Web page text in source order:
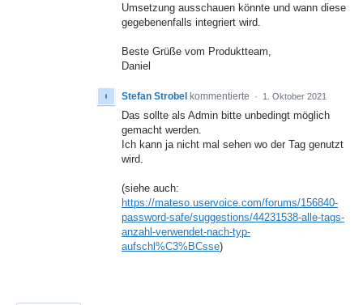
Umsetzung ausschauen könnte und wann diese
gegebenenfalls integriert wird.
Beste Grüße vom Produktteam,
Daniel
Stefan Strobel kommentierte · 1. Oktober 2021
Das sollte als Admin bitte unbedingt möglich
gemacht werden.
Ich kann ja nicht mal sehen wo der Tag genutzt
wird.
(siehe auch:
https://mateso.uservoice.com/forums/156840-
password-safe/suggestions/44231538-alle-tags-
anzahl-verwendet-nach-typ-
aufschl%C3%BCsse)